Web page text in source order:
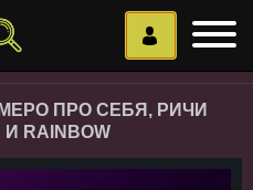
ПРО СЕБЯ, РИЧИ
RAINBOW